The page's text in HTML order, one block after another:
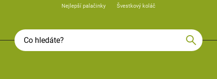
Nejlepší palačinky Švestkový koláč